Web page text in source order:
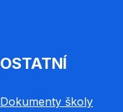
OSTATNÍ
Dokumenty školy